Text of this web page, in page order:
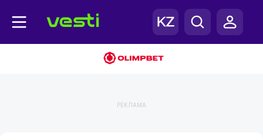
РЕКЛАМА